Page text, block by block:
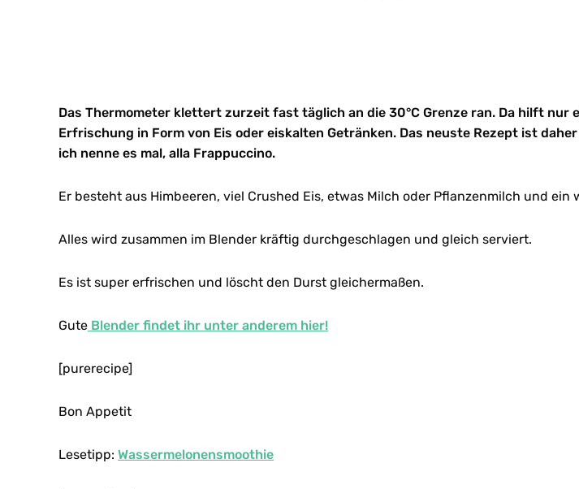
Das Thermometer klettert zurzeit fast täglich an die 30°C Grenze ran. Da hilft nur
Erfrischung in Form von Eis oder eiskalten Getränken. Das neuste Rezept ist
ich nenne es mal, alla Frappuccino.
Er besteht aus Himbeeren, viel Crushed Eis, etwas Milch oder Pflanzenmilch und ein
Alles wird zusammen im Blender kräftig durchgeschlagen und gleich serviert.
Es ist super erfrischen und löscht den Durst gleichermaßen.
Gute Blender findet ihr unter anderem hier!
[purerecipe]
Bon Appetit
Lesetipp: Wassermelonensmoothie